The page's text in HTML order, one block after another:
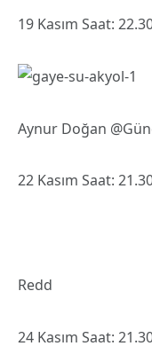
19 Kasım Saat:
Aynur Doğan
22 Kasım Saat:
Redd
24 Kasım Saat: